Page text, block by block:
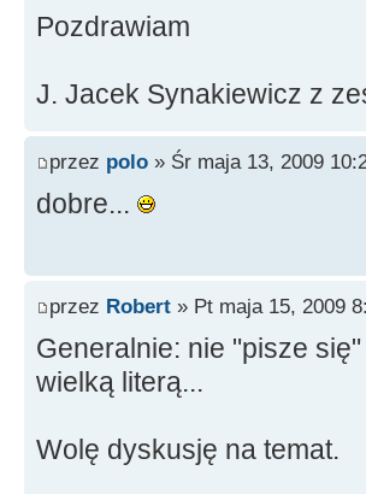
Pozdrawiam
J. Jacek Synakiewicz z
przez polo » Śr maja 13, 2009
dobre...
przez Robert » Pt maja 15, 2009
Generalnie: nie "pisze
wielką literą...
Wolę dyskusję na temat.